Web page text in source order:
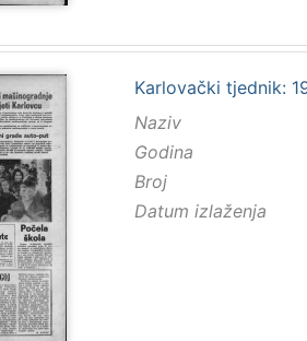
Karlovački tjednik:
Naziv
Godina
Broj
Datum izlaženja